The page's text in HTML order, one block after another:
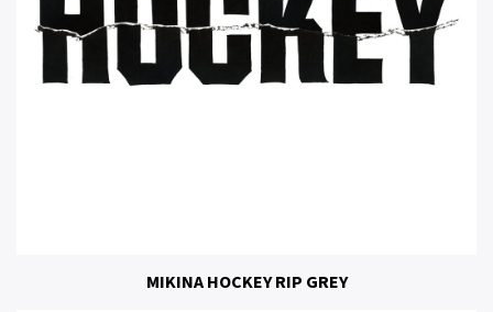
MIKINA HOCKEY RIP GREY